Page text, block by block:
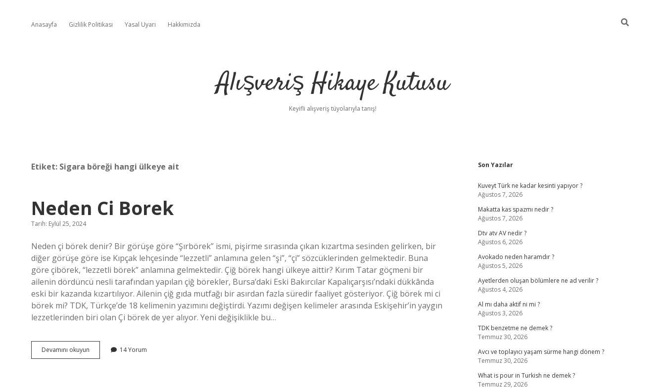
Anasayfa Gizlilik Politikası Yasal Uyarı Hakkımızda
Alışveriş Hikaye Kutusu
Keyifli alışveriş tüyolarıyla tanış!
Etiket: Sigara böreği hangi ülkeye ait
Neden Ci Borek
Tarih: Eylül 25, 2024
Neden çi börek denir? Bir görüşe göre “Şırbörek” ismi, pişirme sırasında çıkan kızartma sesinden gelirken, bir
diğer görüşe göre ise Kıpçak lehçesinde “lezzetli” anlamına gelen “şi”, “çi” sözcüklerinden gelmektedir. Buna
göre çibörek, “lezzetli börek” anlamına gelmektedir. Çiğ börek hangi ülkeye aittir? Kırım Tatar göçmeni bir
ailenin dördüncü nesli tarafından yapılan çiğ börekler, Bursa’daki Eski Bakırcılar Kapalıçarşısı’ndaki dükkânda
eski bir kazanda kızartılıyor. Ailenin çiğ gıda mutfağı bir asırdan fazla süredir faaliyet gösteriyor. Çiğ börek mi ci
börek mi? TDK, Türkçe’de 18 kelimenin yazımını değiştirdi. Yazımı değişen kelimeler arasında Eskişehir’in yaygın
lezzetlerinden biri olan Çi börek de yer alıyor. Yeni değişiklikle bu…
Devamını okuyun
Ci
14 Yorum
Sidebar
Son Yazılar
Kuveyt Türk ne kadar kesinti yapıyor ?
Ağustos 7, 2026
Makatta kas spazmı nedir ?
Ağustos 7, 2026
Dtv atv AV nedir ?
Ağustos 6, 2026
Avokado neden haramdır ?
Ağustos 5, 2026
Ayetlerden oluşan bölümlere ne ad verilir ?
Ağustos 4, 2026
Al mı daha aktif ni mi ?
Ağustos 3, 2026
TDK benzetme ne demek ?
Temmuz 30, 2026
Avcı ve toplayıcı yaşam sürme hangi dönem ?
Temmuz 30, 2026
What is pour in Turkish ne demek ?
Temmuz 29, 2026